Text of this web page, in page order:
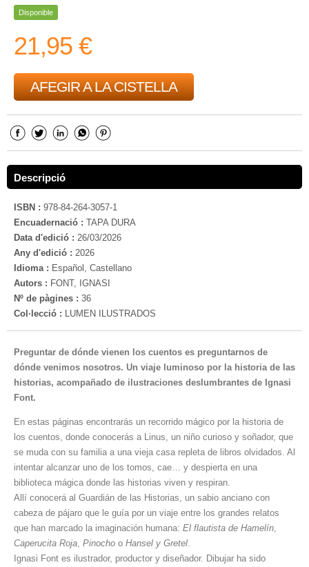
Disponible
21,95 €
AFEGIR A LA CISTELLA
Descripció
ISBN : 978-84-264-3057-1
Encuadernació : TAPA DURA
Data d'edició : 26/03/2026
Any d'edició : 2026
Idioma : Español, Castellano
Autors : FONT, IGNASI
Nº de pàgines : 36
Col·lecció :
LUMEN ILUSTRADOS
Preguntar de dónde vienen los cuentos es preguntarnos de
dónde venimos nosotros. Un viaje luminoso por la historia de las
historias, acompañado de ilustraciones deslumbrantes de Ignasi
Font.
En estas páginas encontrarás un recorrido mágico por la historia de
los cuentos, donde conocerás a Linus, un niño curioso y soñador, que
se muda con su familia a una vieja casa repleta de libros olvidados. Al
intentar alcanzar uno de los tomos, cae… y despierta en una
biblioteca mágica donde las historias viven y respiran.
Allí conocerá al Guardián de las Historias, un sabio anciano con
cabeza de pájaro que le guía por un viaje entre los grandes relatos
que han marcado la imaginación humana: El flautista de Hamelín
Caperucita Roja Pinocho o Hansel y Gretel
Ignasi Font es ilustrador, productor y diseñador. Dibujar ha sido